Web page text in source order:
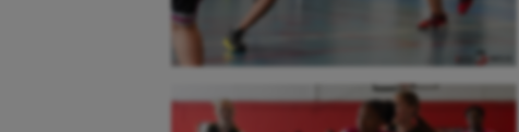
Aéronautique
Athlétisme
Danse
Equitation